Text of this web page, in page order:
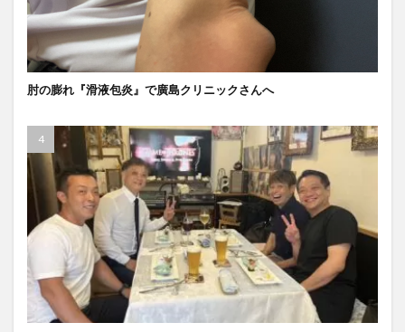
肘の膨れ『滑液包炎』で廣島クリニックさんへ